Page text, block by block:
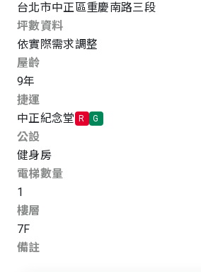
台北市中正區重慶南路三段
坪數資料
依實際需求調整
屋齡
9年
捷運
中正紀念堂
R G
公設
健身房
電梯數量
1
樓層
7F
備註